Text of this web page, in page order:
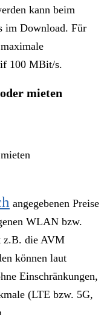
kann beim
im Download. Für
100 MBit/s.
mieten
angegebenen Preise
WLAN bzw.
z.B. die AVM
können laut
Einschränkungen,
(LTE bzw. 5G,